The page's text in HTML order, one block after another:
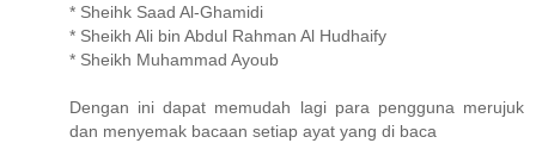
* Sheihk Saad Al-Ghamidi
* Sheikh Ali bin Abdul Rahman Al Hudhaify
* Sheikh Muhammad Ayoub
Dengan ini dapat memudah lagi para pengguna merujuk
dan menyemak bacaan setiap ayat yang di baca